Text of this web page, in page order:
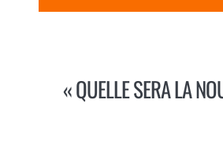
« QUELLE SERA LA